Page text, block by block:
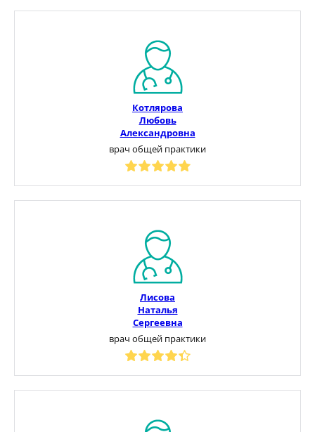
Котлярова
Любовь
Александровна
врач общей практики
Лисова
Наталья
Сергеевна
врач общей практики